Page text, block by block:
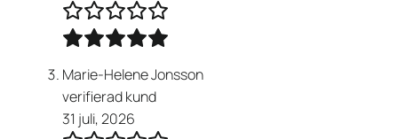
Marie-Helene Jonsson
verifierad kund
31 juli, 2026